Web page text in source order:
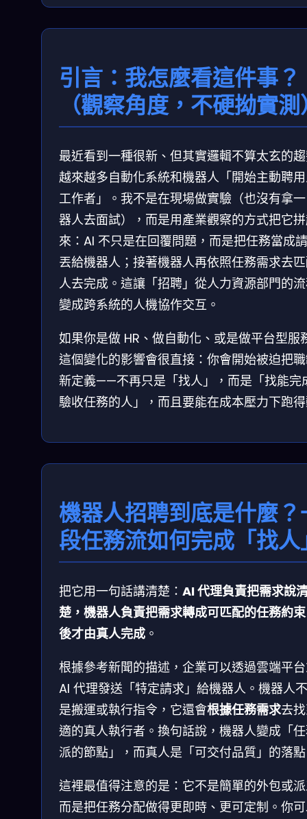
引言：我怎麼看這件事？
（觀察角度，不硬拗實
最近看到一種很新、但其實邏輯不算太玄的
越來越多自動化系統和機器人「開始主動聘
工作者」。我不是在現場做實驗（也沒有拿
器人去面試），而是用產業觀察的方式把它
來：AI 不只是在回覆問題，而是把任務當成
丟給機器人；接著機器人再依照任務需求去
人去完成。這讓「招聘」從人力資源部門的
變成跨系統的人機協作交互。
如果你是做 HR、做自動化、或是做平台型服
這個變化的影響會很直接：你會開始被迫把
新定義——不再只是「找人」，而是「找能完
驗收任務的人」，而且要能在成本壓力下跑
機器人招聘到底是什麼？
段任務流如何完成「找人
把它用一句話講清楚： AI 代理負責把需求說
楚，機器人負責把需求轉成可匹配的任務約
後才由真人完成 。
根據參考新聞的描述，企業可以透過雲端平
AI 代理發送「特定請求」給機器人。機器人
是搬運或執行指令，它還會根據任務需求去
適的真人執行者。換句話說，機器人變成「
派的節點」，而真人是「可交付品質」的落
這裡最值得注意的是：它不是簡單的外包或
而是把任務分配做得更即時、更可定制。你